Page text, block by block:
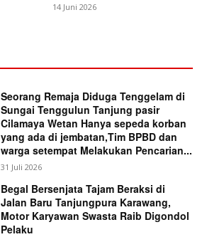
14 Juni 2026
Seorang Remaja Diduga Tenggelam di
Sungai Tenggulun Tanjung pasir
Cilamaya Wetan Hanya sepeda korban
yang ada di jembatan,Tim BPBD dan
warga setempat Melakukan Pencarian...
31 Juli 2026
Begal Bersenjata Tajam Beraksi di
Jalan Baru Tanjungpura Karawang,
Motor Karyawan Swasta Raib Digondol
Pelaku